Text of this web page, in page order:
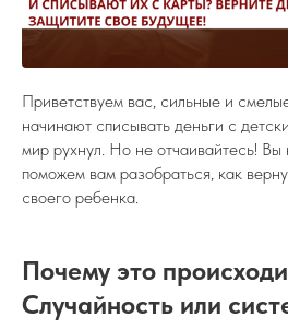
Приветствуем вас, сильные и
начинают списывать деньги с
мир рухнул. Но не отчаивайтесь!
поможем вам разобраться, как
своего ребенка.
Почему это
Случайность или